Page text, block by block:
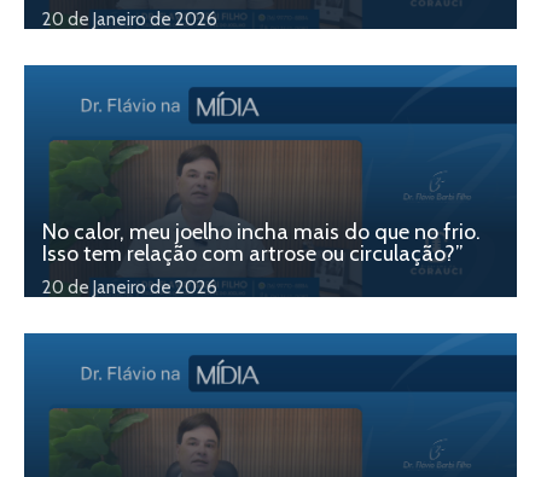
20 de Janeiro de 2026
No calor, meu joelho incha mais do que no frio.
Isso tem relação com artrose ou circulação?”
20 de Janeiro de 2026